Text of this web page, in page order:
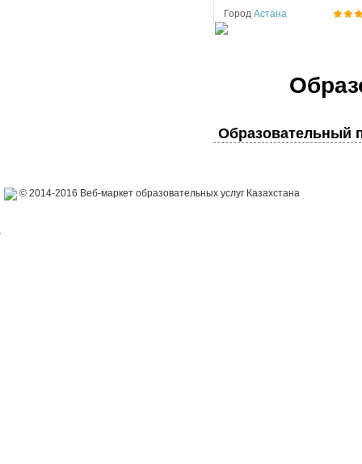
Город Астана
Образовательный
© 2014-2016 Веб-маркет образовательных услуг Казахстана